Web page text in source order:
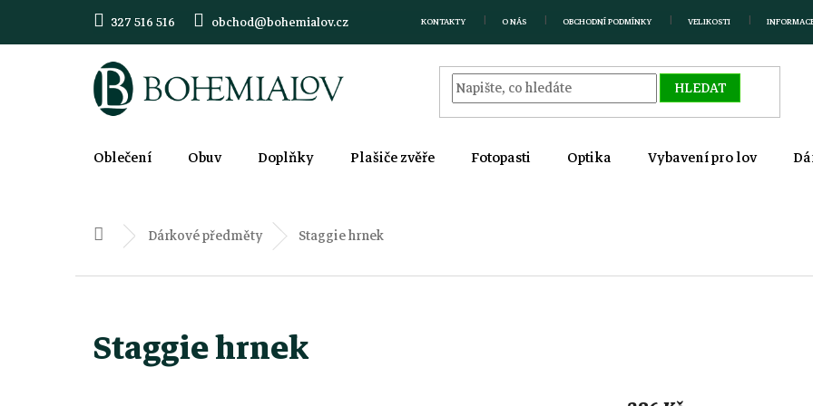
327 516 516 obchod@bohemialov.cz KONTAKTY O NÁS OBCHODNÍ PODMÍNKY VELIKOSTI
HLEDAT
Oblečení Obuv Doplňky Plašiče zvěře Fotopasti Optika Vybavení pro lov
Domů Dárkové předměty Staggie hrnek
Staggie hrnek